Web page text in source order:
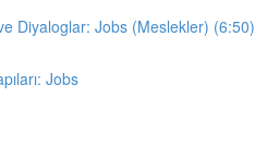
Diyaloglar: Jobs (Meslekler) (6:50)
Jobs